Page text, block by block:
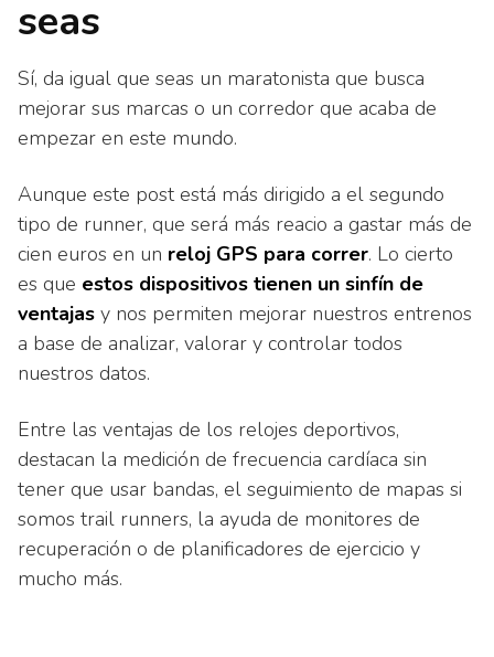
seas
Sí, da igual que seas un maratonista que busca
mejorar sus marcas o un corredor que acaba de
empezar en este mundo.
Aunque este post está más dirigido a el segundo
tipo de runner, que será más reacio a gastar más de
cien euros en un reloj GPS para correr. Lo cierto
es que estos dispositivos tienen un sinfín de
ventajas y nos permiten mejorar nuestros entrenos
a base de analizar, valorar y controlar todos
nuestros datos.
Entre las ventajas de los relojes deportivos,
destacan la medición de frecuencia cardíaca sin
tener que usar bandas, el seguimiento de mapas si
somos trail runners, la ayuda de monitores de
recuperación o de planificadores de ejercicio y
mucho más.